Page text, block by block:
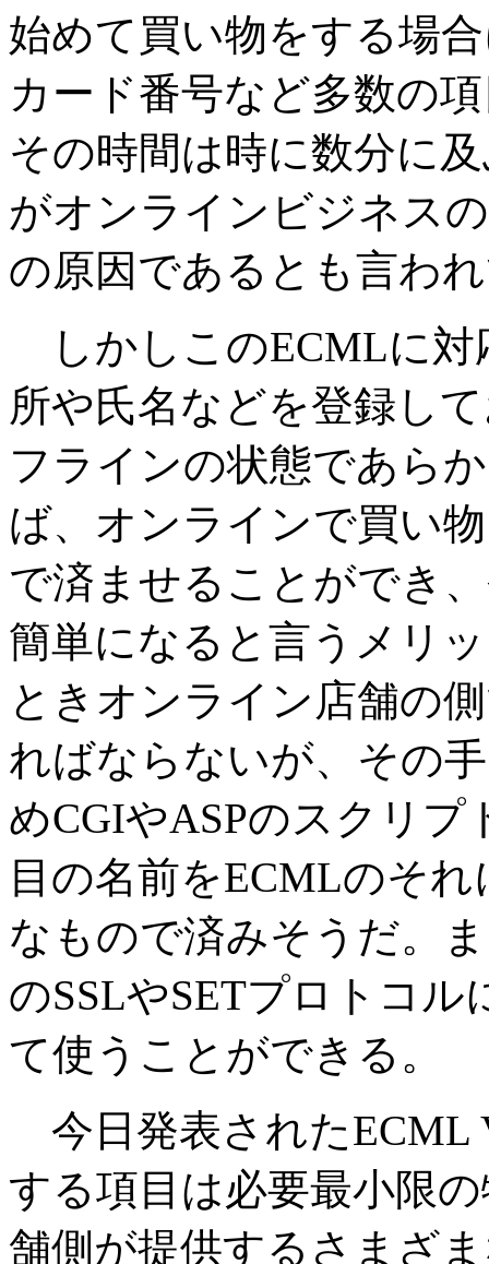
始めて買い物をする場
カード番号など多数の
その時間は時に数分に
がオンラインビジネス
の原因であるとも言わ
しかしこのECMLに対
所や氏名などを登録し
フラインの状態であら
ば、オンラインで買い
で済ませることができ
簡単になると言うメリ
ときオンライン店舗の
ればならないが、その
めCGIやASPのスクリ
目の名前をECMLのそ
なもので済みそうだ。
のSSLやSETプロトコ
て使うことができる。
今日発表されたECML
する項目は必要最小限
舗側が提供するさまざ